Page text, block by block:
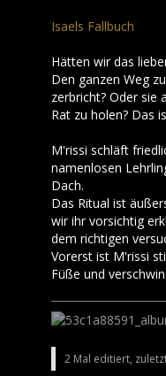
Isaels Fallbuch
Hätten wir das
Den ganzen Weg
zerbricht? Oder sie
Rat zu holen? Das
M'rissi schläft
namenlosen
Dach.
Das Ritual ist
wir ihr vorsichtig
dem richtigen
Vorerst ist M'rissi
Füße und
2 Mal editiert,